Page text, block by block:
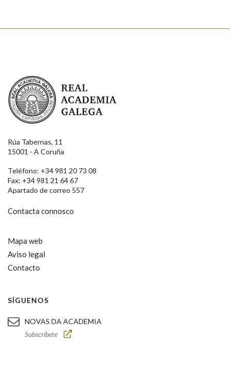
Real Academia Galega
Rúa Tabernas, 11
15001 - A Coruña
Teléfono: +34 981 20 73 08
Fax: +34 981 21 64 67
Apartado de correo 557
Contacta connosco
Mapa web
Aviso legal
Contacto
SÍGUENOS
NOVAS DA ACADEMIA
Subscríbete